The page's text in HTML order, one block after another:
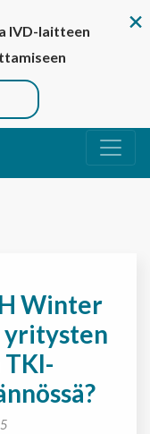
Winter
yritysten
IVD-laitteen